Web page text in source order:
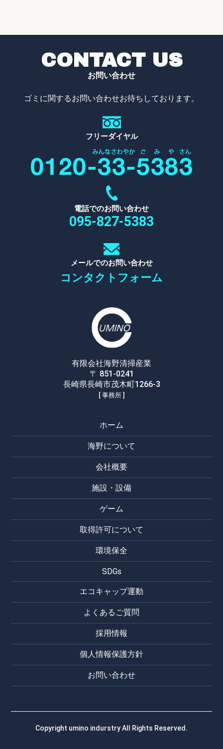
CONTACT US
お問い合わせ
ゴミに関するお問い合わせお待ちしております。
フリーダイヤル
電話でのお問い合わせ
095-827-5383
メールでのお問い合わせ
コンタクトフォーム
有限会社海野清掃産業
〒 851-0241
長崎県長崎市茂木町1266-3
[ 事務所 ]
ホーム
海野について
会社概要
施設・設備
ゲーム
取得許可について
環境保全
SDGs
エコキャップ運動
よくあるご質問
採用情報
個人情報保護方針
お問い合わせ
Copyright umino indurstry All Rights Reserved.